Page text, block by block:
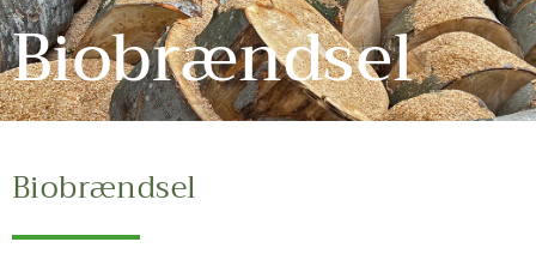
Biobrændsel
Biobrændsel